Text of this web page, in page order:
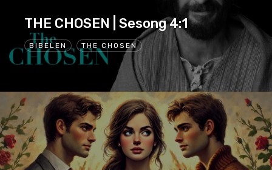
BIBELEN THE CHOSEN
THE CHOSEN | Sesong 4:1